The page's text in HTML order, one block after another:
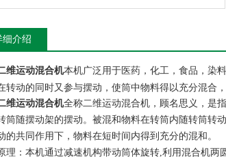
细介绍
维运动混合机本机广泛用于医药，化工，食品，染
转动的同时又参与摆动，使筒中物料得以充分混合
维运动混合机全称二维运动混合机，顾名思义，是
筒随摆动架的摆动。被混和物料在转筒内随转筒转
的共同作用下，物料在短时间内得到充分的混和。
理：本机通过减速机构带动筒体旋转,利用混合机